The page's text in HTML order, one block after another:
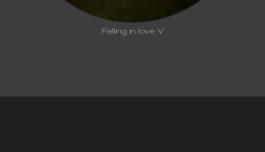
Falling in love V